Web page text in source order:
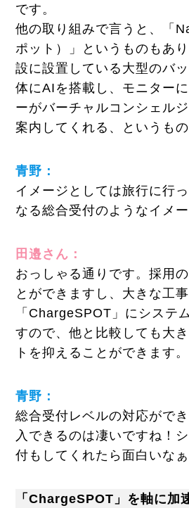
です。
他の取り組みで言うと、「
ポット）」というものもあ
設に設置している大型のバ
体にAIを搭載し、モニター
ーがバーチャルコンシェル
案内してくれる、というもの
青野：
イメージとしては旅行に行
なる総合受付のようなイメ
田邉さん：
おっしゃる通りです。採用
とができますし、大きな工
「ChargeSPOT」にシステ
すので、他と比較しても大
トを抑えることができます。
青野：
総合受付レベルの対応がで
入できるのは凄いですね！
付もしてくれたら面白いな
「ChargeSPOT」を軸に加